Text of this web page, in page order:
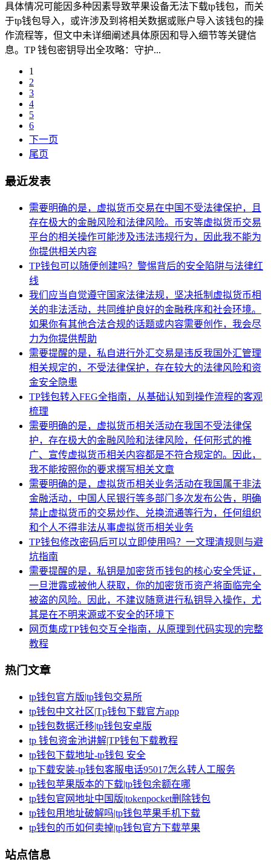
具体情况可能因多种因素导致苹果设备无法下载tp钱包，而关
于tp钱包导入，或许涉及到将相关数据或账户导入该钱包的操
作流程等，但文中未详细阐述具体原因和导入细节等关键信
息。TP 钱包密钥导出全攻略：守护...
1
2
3
4
5
6
下一页
尾页
最近发表
需要明确的是，虚拟货币交易在中国不受法律保护，且
存在极大的金融风险和法律风险。币安等虚拟货币交易
平台的相关操作可能涉及违法违规行为，因此我不能为
你提供相关内容
TP钱包可以随便创建吗？警惕背后的安全陷阱与法律红
线
我们应当自觉遵守国家法律法规，坚决抵制虚拟货币相
关的非法活动，共同维护良好的金融秩序和社会环境。
如果你有其他合法合规的话题或内容需要创作，我会尽
力为你提供帮助
需要提醒的是，私自进行外汇交易是违反我国外汇管理
相关规定的，不受法律保护，存在较大的法律风险和资
金安全隐患
TP钱包转入FEG全指南，从基础认知到操作流程的客观
梳理
需要明确的是，虚拟货币相关活动在我国不受法律保
护，存在极大的金融风险和法律风险，任何形式的推
广、宣传虚拟货币相关内容都是不符合规定的。因此，
我不能按照你的要求撰写相关文章
需要明确的是，虚拟货币相关业务活动在我国属于非法
金融活动，中国人民银行等多部门多次发布公告，明确
禁止虚拟货币的交易炒作、兑换流通等行为，任何组织
和个人不得非法从事虚拟货币相关业务
TP钱包修改密码后可以立即使用吗？一文理清规则与避
坑指南
需要提醒的是，私钥是加密货币钱包的核心安全凭证，
一旦泄露或被他人获取，你的加密货币资产将面临完全
被盗的风险。因此，不建议随意进行私钥导入操作，尤
其是在不明来源或不安全的环境下
网页集成TP钱包交互全指南，从原理到代码实现的完整
教程
热门文章
tp钱包官方版|tp钱包交易所
tp钱包中文社区|Tp钱包下载官方app
tp钱包数据迁移|tp钱包安卓版
tp 钱包资金池讲解|TP钱包下载教程
tp钱包下载地址-tp钱包 安全
tp下载安装-tp钱包客服电话95017怎么转人工服务
tp钱包苹果版本的下载|tp钱包余额在哪
tp钱包官网地址中国版|tokenpocket删除钱包
tp钱包用地址破解吗|tp钱包苹果手机下载
tp钱包的币如何卖掉|tp钱包官方下载苹果
站点信息